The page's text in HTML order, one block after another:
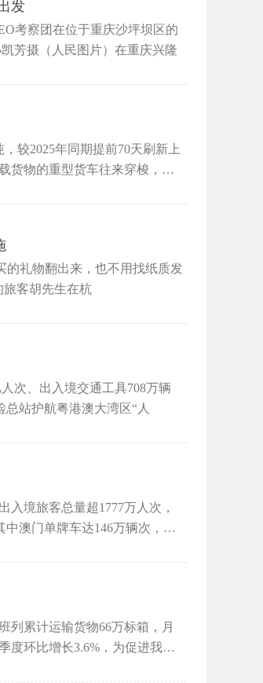
发
考察团在位于重庆沙坪坝区的
摄（人民图片）在重庆兴隆
较2025年同期提前70天刷新上
货物的重型货车往来穿梭，车
礼物翻出来，也不用找纸质发
旅客胡先生在杭
次、出入境交通工具708万辆
总站护航粤港澳大湾区“人
入境旅客总量超1777万人次，
中澳门单牌车达146万辆次，占
列累计运输货物66万标箱，月
度环比增长3.6%，为促进我国